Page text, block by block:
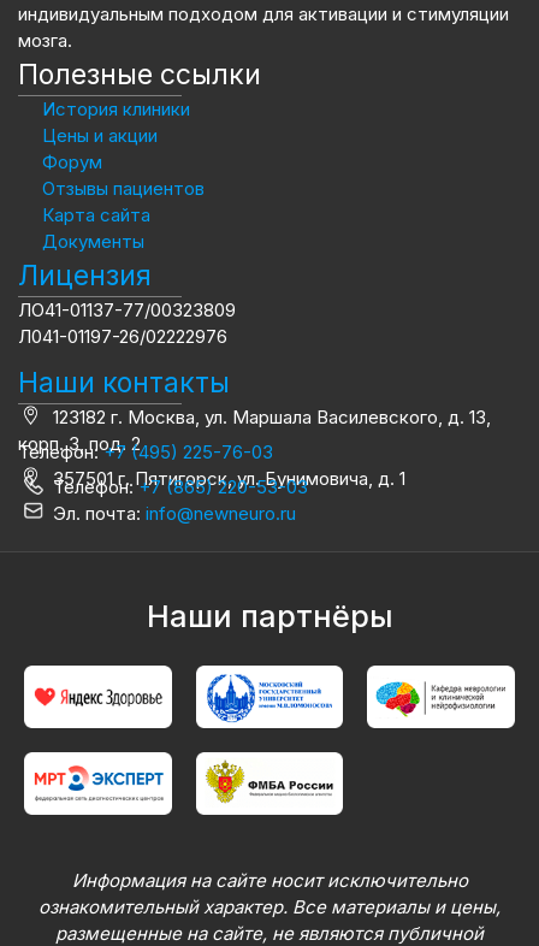
индивидуальным подходом для активации и стимуляции
мозга.
Полезные ссылки
История клиники
Цены и акции
Форум
Отзывы пациентов
Карта сайта
Документы
Лицензия
ЛО41-01137-77/00323809
Л041-01197-26/02222976
Наши контакты
123182 г. Москва, ул. Маршала Василевского, д. 13,
корп. 3, под. 2
Телефон:+7 (495) 225-76-03
357501 г. Пятигорск, ул. Бунимовича, д. 1
Телефон:+7 (865) 220-53-03
Эл. почта: info@newneuro.ru
Наши партнёры
Информация на сайте носит исключительно
ознакомительный характер. Все материалы и цены,
размещенные на сайте, не являются публичной